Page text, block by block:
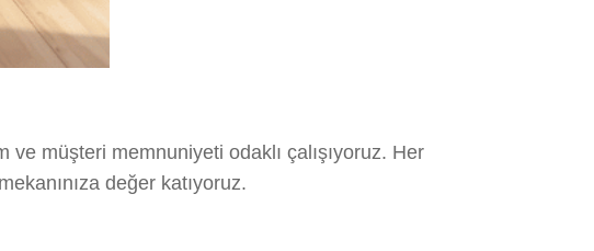
ve müşteri memnuniyeti odaklı çalışıyoruz. Her
değer katıyoruz.